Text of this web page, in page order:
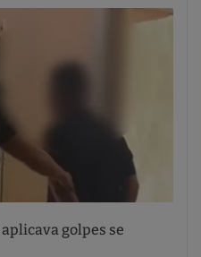
golpes se